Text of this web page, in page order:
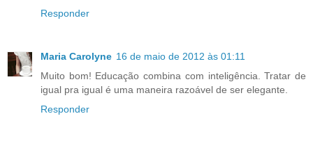
Responder
Maria Carolyne 16 de maio de 2012 às 01:11
Muito bom! Educação combina com inteligência. Tratar de
igual pra igual é uma maneira razoável de ser elegante.
Responder